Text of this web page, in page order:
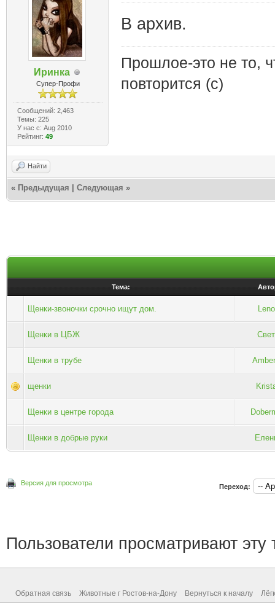
Иринка
Супер-Профи
Сообщений: 2,463
Темы: 225
У нас с: Aug 2010
Рейтинг: 49
В архив.
Прошлое-это не то,
повторится (с)
Найти
« Предыдущая Следующая »
Тема:
Щенки-звоночки срочно ищут дом.
Щенки в ЦБЖ
Щенки в трубе
щенки
Щенки в центре города
Щенки в добрые руки
Версия для просмотра Переход:
Пользователи просматривают эту
Обратная связь Животные г Ростов-на-Дону Вернуться к началу